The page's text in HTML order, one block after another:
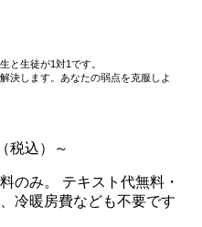
と生徒が1対1です。
決します。あなたの弱点を克服しよ
税込）～
のみ。 テキスト代無料・
冷暖房費なども不要です